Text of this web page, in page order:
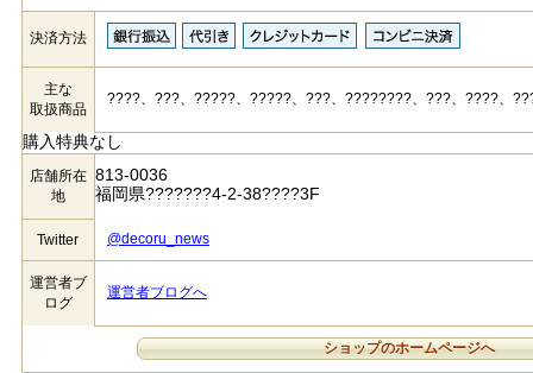
決済方法
主な
取扱商品
????、???、?????、?????、???、????????、???、????、
購入特典なし
店舗所在
地
813-0036
福岡県???????4-2-38????3F
Twitter @decoru_news
運営者ブ
ログ
運営者ブログへ
ショップのホームページへ